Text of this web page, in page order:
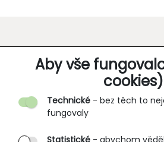
Aby vše
cookies)
Technické - bez těch to
fungovaly
O SPOLEČNOSTI
O nás
Partnerské prodejny